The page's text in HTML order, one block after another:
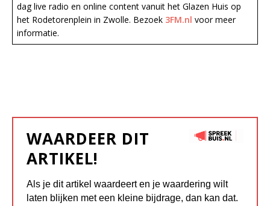
dag live radio en online content vanuit het Glazen Huis op
het Rodetorenplein in Zwolle. Bezoek 3FM.nl voor meer
informatie.
WAARDEER DIT
ARTIKEL!
Als je dit artikel waardeert en je waardering wilt
laten blijken met een kleine bijdrage, dan kan dat.